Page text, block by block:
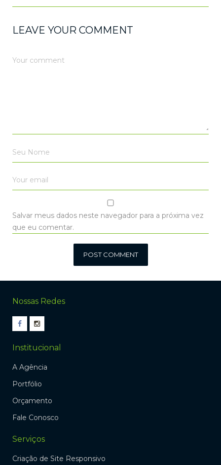
LEAVE YOUR COMMENT
Salvar meus dados neste navegador para a próxima vez
que eu comentar.
Nossas Redes
Institucional
A Agência
Portfólio
Orçamento
Fale Conosco
Serviços
Criação de Site Responsivo